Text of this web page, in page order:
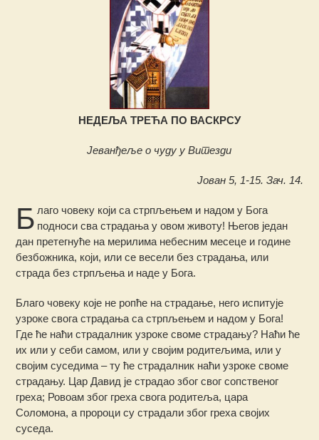
НЕДЕЉА ТРЕЋА ПО ВАСКРСУ
Јеванђеље о чуду у Витезди
Јован 5, 1-15. Зач. 14.
Б лаго човеку који са стрпљењем и надом у Бога
подноси сва страдања у овом животу! Његов један
дан претегнуће на мерилима небесним месеце и године
безбожника, који, или се весели без страдања, или
страда без стрпљења и наде у Бога.
Благо човеку које не ропће на страдање, него испитује
узроке свога страдања са стрпљењем и надом у Бога!
Где ће наћи страдалник узроке своме страдању? Наћи ће
их или у себи самом, или у својим родитељима, или у
својим суседима – ту ће страдалник наћи узроке своме
страдању. Цар Давид је страдао због свог сопственог
греха; Ровоам због греха свога родитеља, цара
Соломона, а пророци су страдали због греха својих
суседа.